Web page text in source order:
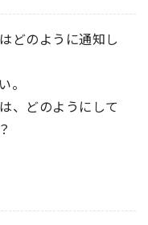
どのように通知し
。
、どのようにして